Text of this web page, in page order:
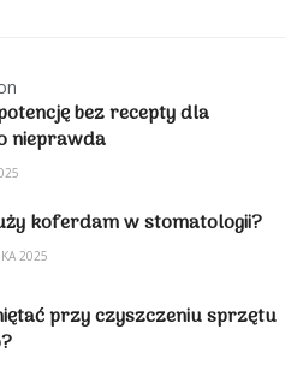
bez recepty dla
nieprawda
koferdam w stomatologii?
2025
przy czyszczeniu sprzętu